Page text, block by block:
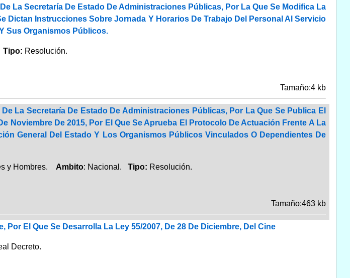
La Secretaría De Estado De Administraciones Públicas, Por La Que Se Modifica La
Dictan Instrucciones Sobre Jornada Y Horarios De Trabajo Del Personal Al Servicio
Sus Organismos Públicos.
Tipo: Resolución.
Tamaño:4 kb
La Secretaría De Estado De Administraciones Públicas, Por La Que Se Publica El
Noviembre De 2015, Por El Que Se Aprueba El Protocolo De Actuación Frente A La
General Del Estado Y Los Organismos Públicos Vinculados O Dependientes De
y Hombres. Ambito: Nacional. Tipo: Resolución.
Tamaño:463 kb
Por El Que Se Desarrolla La Ley 55/2007, De 28 De Diciembre, Del Cine
Decreto.